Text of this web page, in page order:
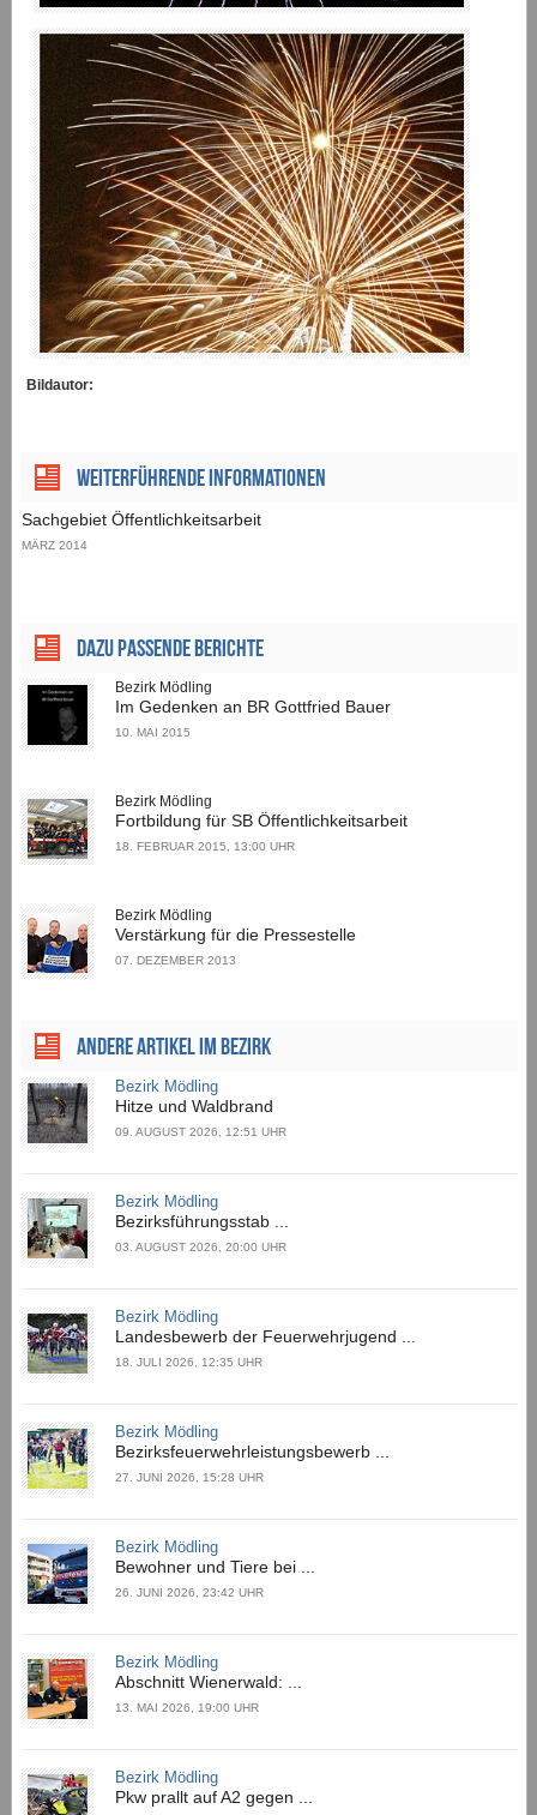
Bildautor:
Weiterführende Informationen
Sachgebiet Öffentlichkeitsarbeit
MÄRZ 2014
Dazu passende Berichte
Bezirk Mödling
Im Gedenken an BR Gottfried Bauer
10. MAI 2015
Bezirk Mödling
Fortbildung für SB Öffentlichkeitsarbeit
18. FEBRUAR 2015, 13:00 UHR
Bezirk Mödling
Verstärkung für die Pressestelle
07. DEZEMBER 2013
ANDERE ARTIKEL IM BEZIRK
Bezirk Mödling
Hitze und Waldbrand
09. AUGUST 2026, 12:51 UHR
Bezirk Mödling
Bezirksführungsstab ...
03. AUGUST 2026, 20:00 UHR
Bezirk Mödling
Landesbewerb der Feuerwehrjugend ...
18. JULI 2026, 12:35 UHR
Bezirk Mödling
Bezirksfeuerwehrleistungsbewerb ...
27. JUNI 2026, 15:28 UHR
Bezirk Mödling
Bewohner und Tiere bei ...
26. JUNI 2026, 23:42 UHR
Bezirk Mödling
Abschnitt Wienerwald: ...
13. MAI 2026, 19:00 UHR
Bezirk Mödling
Pkw prallt auf A2 gegen ...